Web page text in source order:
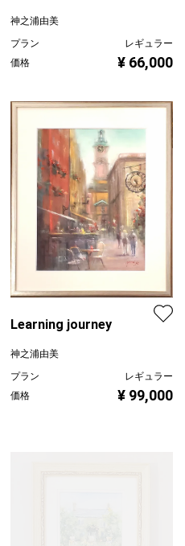
神之浦由美
プラン
レギュラー
価格
¥ 66,000
Learning journey
神之浦由美
プラン
レギュラー
価格
¥ 99,000